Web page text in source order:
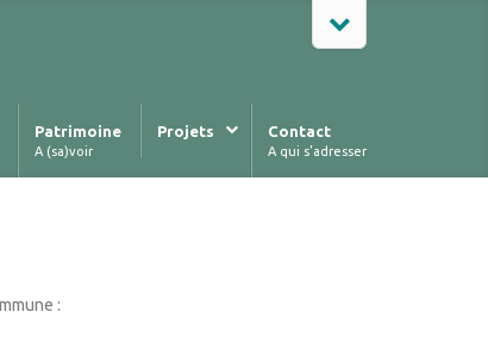
Patrimoine
A (sa)voir
Projets Contact
A qui s’adresser
: